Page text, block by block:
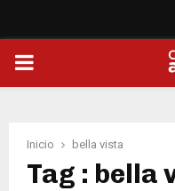
PRIMARY
Inicio bella vista
Tag : bella